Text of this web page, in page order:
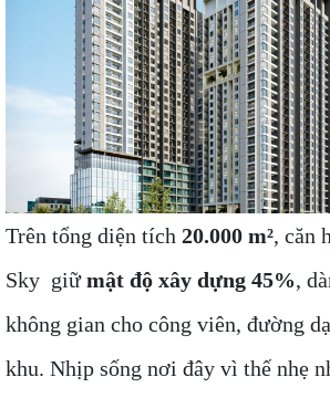
Trên tổng diện tích 20.000 m², căn
Sky giữmật độ xây dựng 45%,
không gian cho công viên, đường
khu. Nhịp sống nơi đây vì thế nhẹ